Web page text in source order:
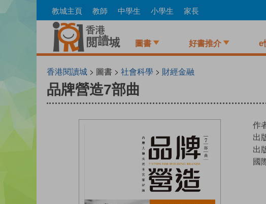
to
教城主頁 教師 中學生 小學生 家長
圖書 好書推介 e
香港閱讀城 > 圖書 > 社會科學 > 財經金融
品牌營造7部曲
作
出
出
國